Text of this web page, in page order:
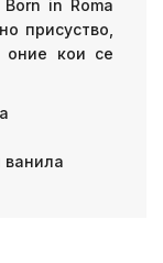
Born in Roma
присуство,
оние кои се
ванила